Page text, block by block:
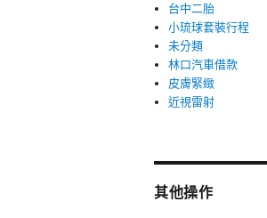
台中二胎
小琉球套裝行程
未分類
林口汽車借款
皮膚緊緻
近視雷射
其他操作